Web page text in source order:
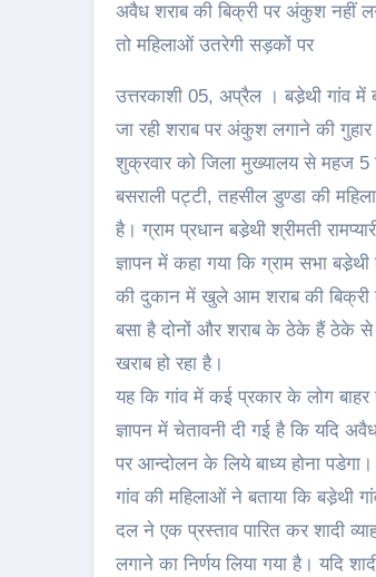
अवैध शराब की बिक्री पर अंकुश नहीं
तो महिलाओं उतरेगी सड़कों पर
उत्तरकाशी 05, अप्रैल । बडे़थी गांव
जा रही शराब पर अंकुश लगाने की गुहार
शुक्रवार को जिला मुख्यालय से महज 5
बसराली पट्टी, तहसील डुण्डा की
है। ग्राम प्रधान बडे़थी श्रीमती
ज्ञापन में कहा गया कि ग्राम सभा
की दुकान में खुले आम शराब की बिक्री
बसा है दोनों और शराब के ठेके हैं ठेके से
खराब हो रहा है।
यह कि गांव में कई प्रकार के लोग
ज्ञापन में चेतावनी दी गई है कि यदि
पर आन्दोलन के लिये बाध्य होना पडेगा।
गांव की महिलाओं ने बताया कि बडे़थी
दल ने एक प्रस्ताव पारित कर शादी
लगाने का निर्णय लिया गया है। यदि